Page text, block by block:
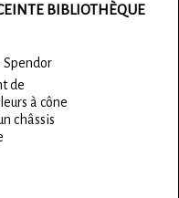
BIBLIOTHÈQUE
Spendor
de
à cône
châssis